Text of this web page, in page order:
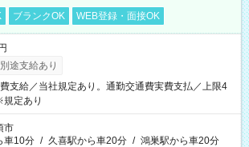
ブランクOK WEB登録・面接OK
途支給あり
支給／当社規定あり。通勤交通費実費支払／上限4
定あり
市
車10分 / 久喜駅から車20分 / 鴻巣駅から車20分